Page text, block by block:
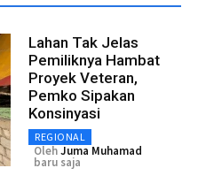
Lahan Tak Jelas
Pemiliknya Hambat
Proyek Veteran,
Pemko Sipakan
Konsinyasi
REGIONAL
OlehJuma Muhamad
baru saja